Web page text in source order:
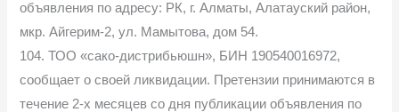
объявления по адресу: РК, г. Алматы, Алатауский район,
мкр. Айгерим-2, ул. Мамытова, дом 54.
104. ТОО «сако-дистрибьюшн», БИН 190540016972,
сообщает о своей ликвидации. Претензии принимаются в
течение 2-х месяцев со дня публикации объявления по